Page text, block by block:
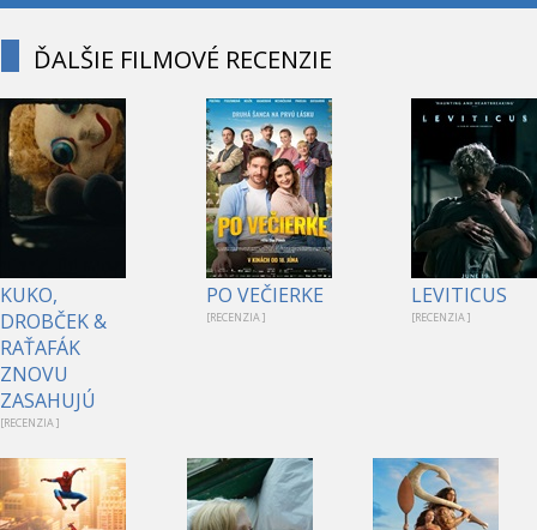
ĎALŠIE FILMOVÉ RECENZIE
KUKO,
DROBČEK &
RAŤAFÁK
ZNOVU
ZASAHUJÚ
[RECENZIA ]
PO VEČIERKE
[RECENZIA ]
LEVITICUS
[RECENZIA ]